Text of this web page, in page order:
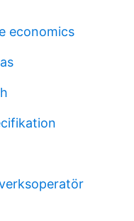
economics